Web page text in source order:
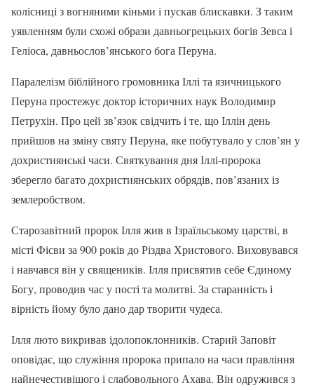
колісниці з вогняними кіньми і пускав блискавки. З таким
уявленням були схожі образи давньогрецьких богів Зевса і
Геліоса, давньослов’янського бога Перуна.
Паралелізм біблійного громовника Іллі та язичницького
Перуна простежує доктор історичних наук Володимир
Петрухін. Про цей зв’язок свідчить і те, що Іллін день
прийшов на зміну святу Перуна, яке побутувало у слов’ян у
дохристиянські часи. Святкування дня Іллі-пророка
зберегло багато дохристиянських обрядів, пов’язаних із
землеробством.
Старозавітний пророк Ілля жив в Ізраїльському царстві, в
місті Фісви за 900 років до Різдва Христового. Виховувався
і навчався він у священиків. Ілля присвятив себе Єдиному
Богу, проводив час у пості та молитві. За старанність і
вірність йому було дано дар творити чудеса.
Ілля люто викривав ідолопоклонників. Старий Заповіт
оповідає, що служіння пророка припало на часи правління
найнечестивішого і слабовольного Ахава. Він одружився з